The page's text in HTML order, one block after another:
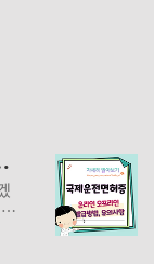
총정리!